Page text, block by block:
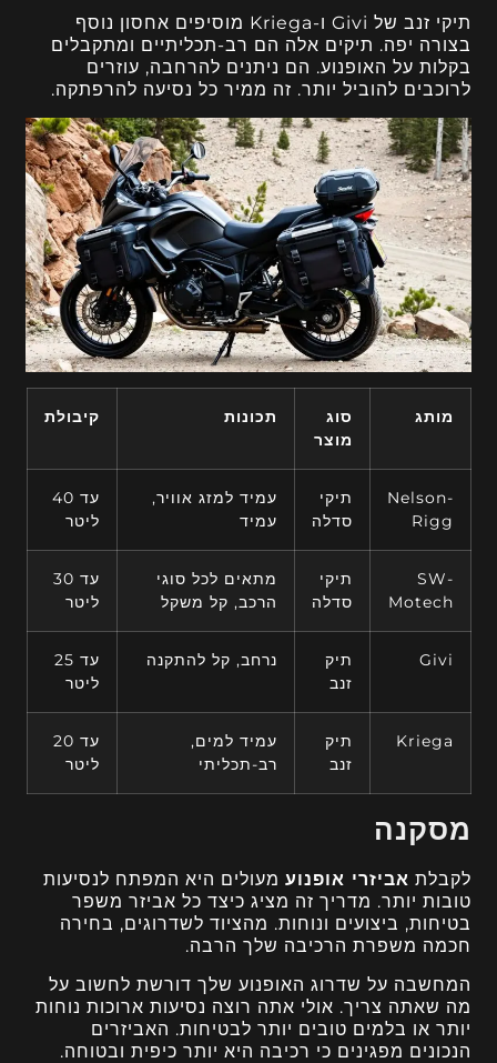
תיקי זנב של Givi ו-Kriega מוסיפים אחסון נוסף
בצורה יפה. תיקים אלה הם רב-תכליתיים ומתקבלים
בקלות על האופנוע. הם ניתנים להרחבה, עוזרים
לרוכבים להוביל יותר. זה ממיר כל נסיעה להרפתקה.
מותג
סוג
מוצר
תכונות קיבולת
Nelson-
Rigg
תיקי
סדלה
עמיד למזג אוויר,
עמיד
עד 40
ליטר
SW-
Motech
תיקי
סדלה
מתאים לכל סוגי
הרכב, קל משקל
עד 30
ליטר
Givi
תיק
זנב
נרחב, קל להתקנה
עד 25
ליטר
Kriega
תיק
זנב
עמיד למים,
רב-תכליתי
עד 20
ליטר
מסקנה
לקבלת אביזרי אופנוע מעולים היא המפתח לנסיעות
טובות יותר. מדריך זה מציג כיצד כל אביזר משפר
בטיחות, ביצועים ונוחות. מהציוד לשדרוגים, בחירה
חכמה משפרת הרכיבה שלך הרבה.
המחשבה על שדרוג האופנוע שלך דורשת לחשוב על
מה שאתה צריך. אולי אתה רוצה נסיעות ארוכות נוחות
יותר או בלמים טובים יותר לבטיחות. האביזרים
הנכונים מפגינים כי רכיבה היא יותר כיפית ובטוחה.